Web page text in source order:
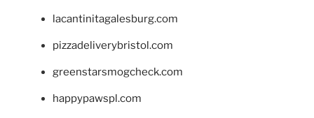
lacantinitagalesburg.com
pizzadeliverybristol.com
greenstarsmogcheck.com
happypawspl.com